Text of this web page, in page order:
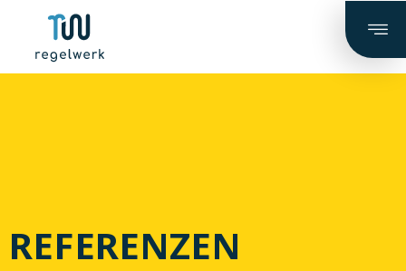
REFERENZEN